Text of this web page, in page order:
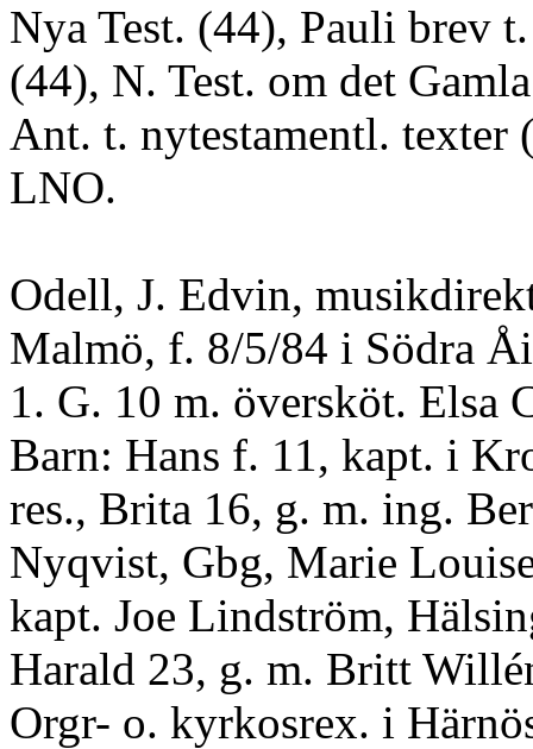
Nya Test. (44), Pauli brev
(44), N. Test. om det
Ant. t. nytestamentl. texter
LNO.
Odell, J. Edvin,
Malmö, f. 8/5/84 i Södra
1. G. 10 m. översköt. Elsa
Barn: Hans f. 11, kapt. i
res., Brita 16, g. m. ing.
Nyqvist, Gbg, Marie
kapt. Joe Lindström,
Harald 23, g. m. Britt
Orgr- o. kyrkosrex. i